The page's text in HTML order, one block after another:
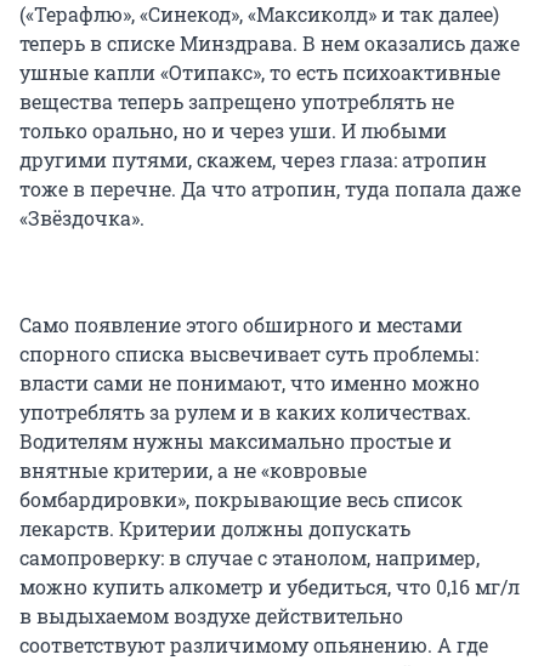
(«Терафлю», «Синекод», «Максиколд» и так далее)
теперь в списке Минздрава. В нем оказались даже
ушные капли «Отипакс», то есть психоактивные
вещества теперь запрещено употреблять не
только орально, но и через уши. И любыми
другими путями, скажем, через глаза: атропин
тоже в перечне. Да что атропин, туда попала даже
«Звёздочка».
Само появление этого обширного и местами
спорного списка высвечивает суть проблемы:
власти сами не понимают, что именно можно
употреблять за рулем и в каких количествах.
Водителям нужны максимально простые и
внятные критерии, а не «ковровые
бомбардировки», покрывающие весь список
лекарств. Критерии должны допускать
самопроверку: в случае с этанолом, например,
можно купить алкометр и убедиться, что 0,16 мг/л
в выдыхаемом воздухе действительно
соответствуют различимому опьянению. А где